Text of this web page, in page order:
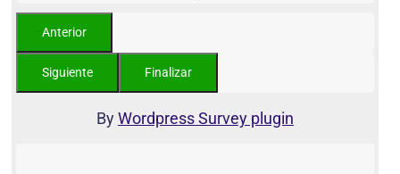
ByWordpress Survey plugin